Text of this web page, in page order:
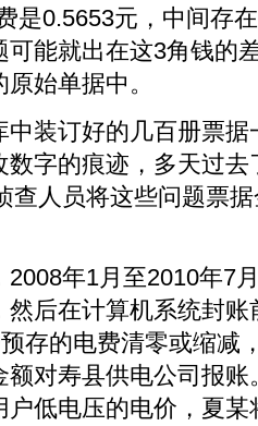
是0.5653元，中间存
能就出在这3角钱的
始单据中。
装订好的几百册票据
字的痕迹，多天过
人员将这些问题票据
年1月至2010年7
然后在计算机系统封
存的电费清零或缩减
额对寿县供电公司报
户低电压的电价，夏某